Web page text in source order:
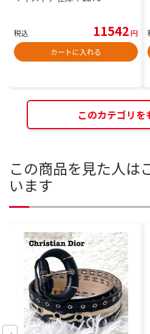
税込 11542円
カートに入れる
このカテゴリを
この商品を見た人は
います